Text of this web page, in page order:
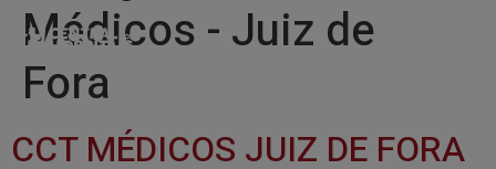
Médicos - Juiz de
Fora
CCT MÉDICOS JUIZ DE FORA